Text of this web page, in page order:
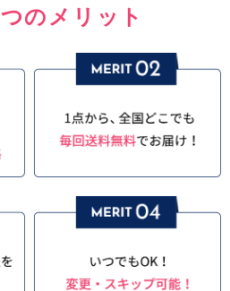
つのメリット